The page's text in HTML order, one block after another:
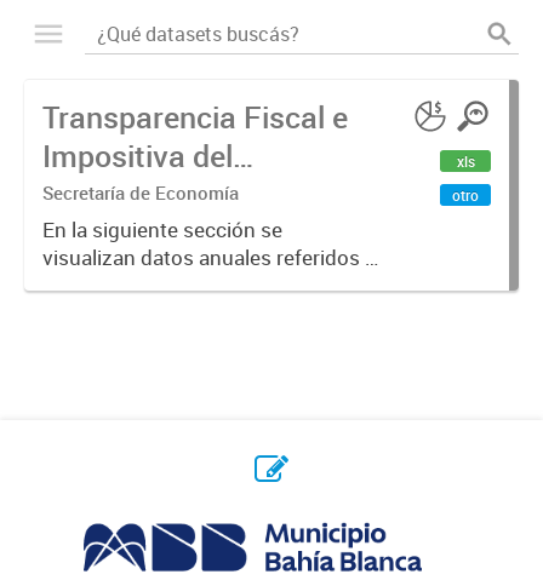
Transparencia Fiscal e
Impositiva del
Municipio. Año 2023
Secretaría de Economía
En la siguiente sección se
visualizan datos anuales referidos a
la transparencia fiscal e impositiva
xls
otro